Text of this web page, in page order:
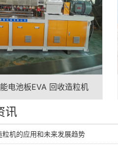
电池板EVA 回收造粒机
讯
粒机的应用和未来发展趋势